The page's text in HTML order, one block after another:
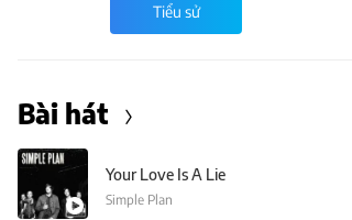
Tiểu sử
Bài hát
Your Love Is A Lie
Simple Plan